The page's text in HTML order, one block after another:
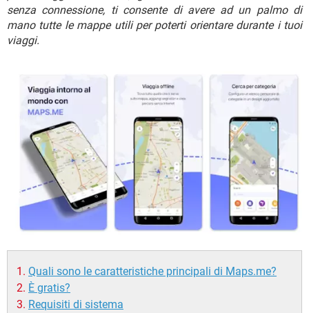
FACEBOOK
HARDWARE
senza connessione, ti consente di avere ad un palmo di
mano tutte le mappe utili per poterti orientare durante i tuoi
viaggi.
Quali sono le caratteristiche principali di Maps.me?
È gratis?
Requisiti di sistema